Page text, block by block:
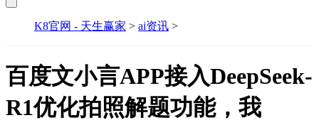
K8官网 - 天生赢家 > ai资讯 >
百度文小言APP接入DeepSeek-
R1优化拍照解题功能，我